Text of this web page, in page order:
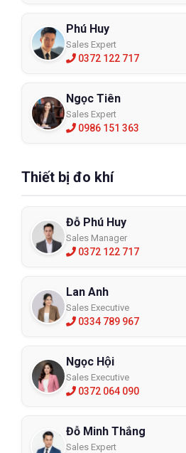
Phú Huy
Sales Expert
0372 122 717
Ngọc Tiên
Sales Expert
0986 151 363
Thiết bị đo khí
Đỗ Phú Huy
Sales Manager
0372 122 717
Lan Anh
Sales Executive
0334 789 967
Ngọc Hội
Sales Executive
0372 064 090
Đỗ Minh Thắng
Sales Expert